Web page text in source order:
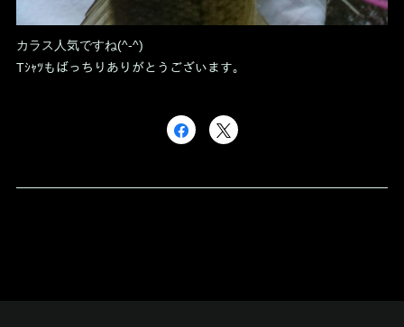
カラス人気ですね(^-^)
Tｼｬﾂもばっちりありがとうございます。